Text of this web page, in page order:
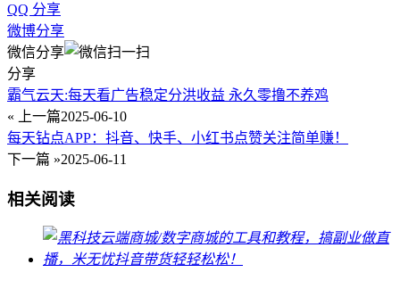
QQ 分享
微博分享
微信分享
分享
霸气云天:每天看广告稳定分洪收益 永久零撸不养鸡
« 上一篇2025-06-10
每天钻点APP：抖音、快手、小红书点赞关注简单赚！
下一篇 »2025-06-11
相关阅读